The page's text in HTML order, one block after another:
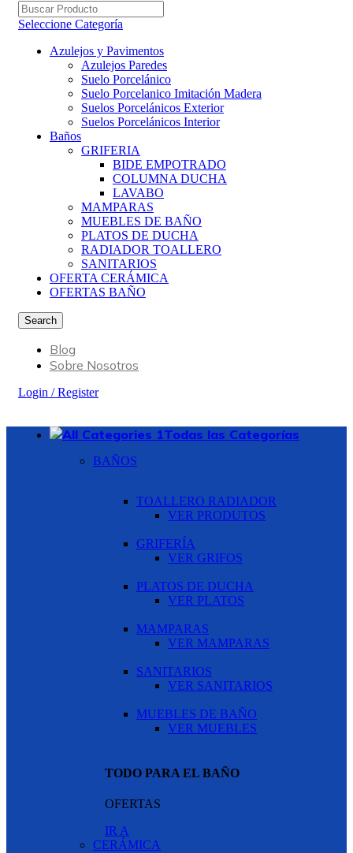
Seleccione Categoría
Azulejos y Pavimentos
Azulejos Paredes
Suelo Porcelánico
Suelo Porcelanico Imitación Madera
Suelos Porcelánicos Exterior
Suelos Porcelánicos Interior
Baños
GRIFERIA
BIDE EMPOTRADO
COLUMNA DUCHA
LAVABO
MAMPARAS
MUEBLES DE BAÑO
PLATOS DE DUCHA
RADIADOR TOALLERO
SANITARIOS
OFERTA CERÁMICA
OFERTAS BAÑO
Search
Blog
Sobre Nosotros
Login / Register
Todas las Categorías
BAÑOS
TOALLERO RADIADOR
VER PRODUTOS
GRIFERÍA
VER GRIFOS
PLATOS DE DUCHA
VER PLATOS
MAMPARAS
VER MAMPARAS
SANITARIOS
VER SANITARIOS
MUEBLES DE BAÑO
VER MUEBLES
TODO PARA EL BAÑO
OFERTAS
IR A
CERÁMICA